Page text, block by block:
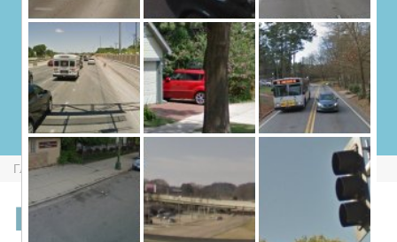
ДИЗЕЛЬНЫЕ ГЕНЕРАТОРЫ
ГАЗОВЫЕ ГЕНЕРАТОРЫ
СВАРОЧНЫЕ ГЕНЕРАТОРЫ
ГЕНЕРАТОРЫ ОТ ВОМ
Главная Бензиновые Генераторы
Forte FG2500